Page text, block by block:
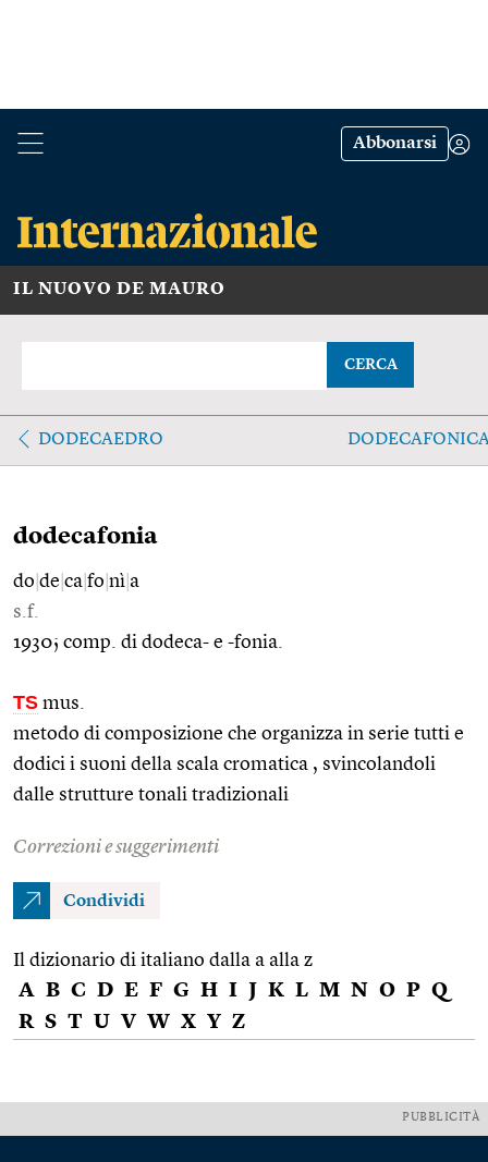
Abbonarsi
IL NUOVO DE MAURO
CERCA
DODECAEDRO
dodecafonia
do de ca fo nì a
s.f.
1930; comp. di dodeca- e -fonia.
TS mus.
metodo di composizione che organizza in serie tutti e
dodici i suoni della scala cromatica , svincolandoli
dalle strutture tonali tradizionali
Correzioni e suggerimenti
Condividi
Il dizionario di italiano dalla a alla z
A B C D E F G H I J K L M N O P Q
R S T U V W X Y Z
PUBBLICITÀ